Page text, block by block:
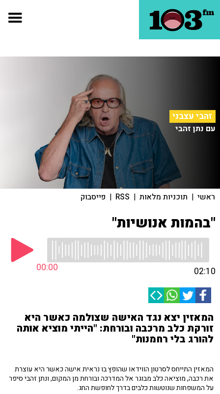
זהבי עצבני
עם נתן זהבי
ראשי | תוכניות מלאות |
RSS
| פייסבוק
"בהמות אנושיות"
00:00 02:10
המאזין יצא נגד האישה שצולמה כאשר היא
זורקת כלב מרכבה ובורחת: "הייתי מוציא אותה
להורג בלי רחמנות"
המאזין התייחס לסרטון הווידאו שהופץ בו נראית אישה כאשר היא עוצרת
את רכבה, מוציאה כלב מבוגר אל המדרכה ובורחת מן המקום, ונתן זהבי סיפר
על המשפחות שנוטשות כלבים בדרך לחופשת החג.